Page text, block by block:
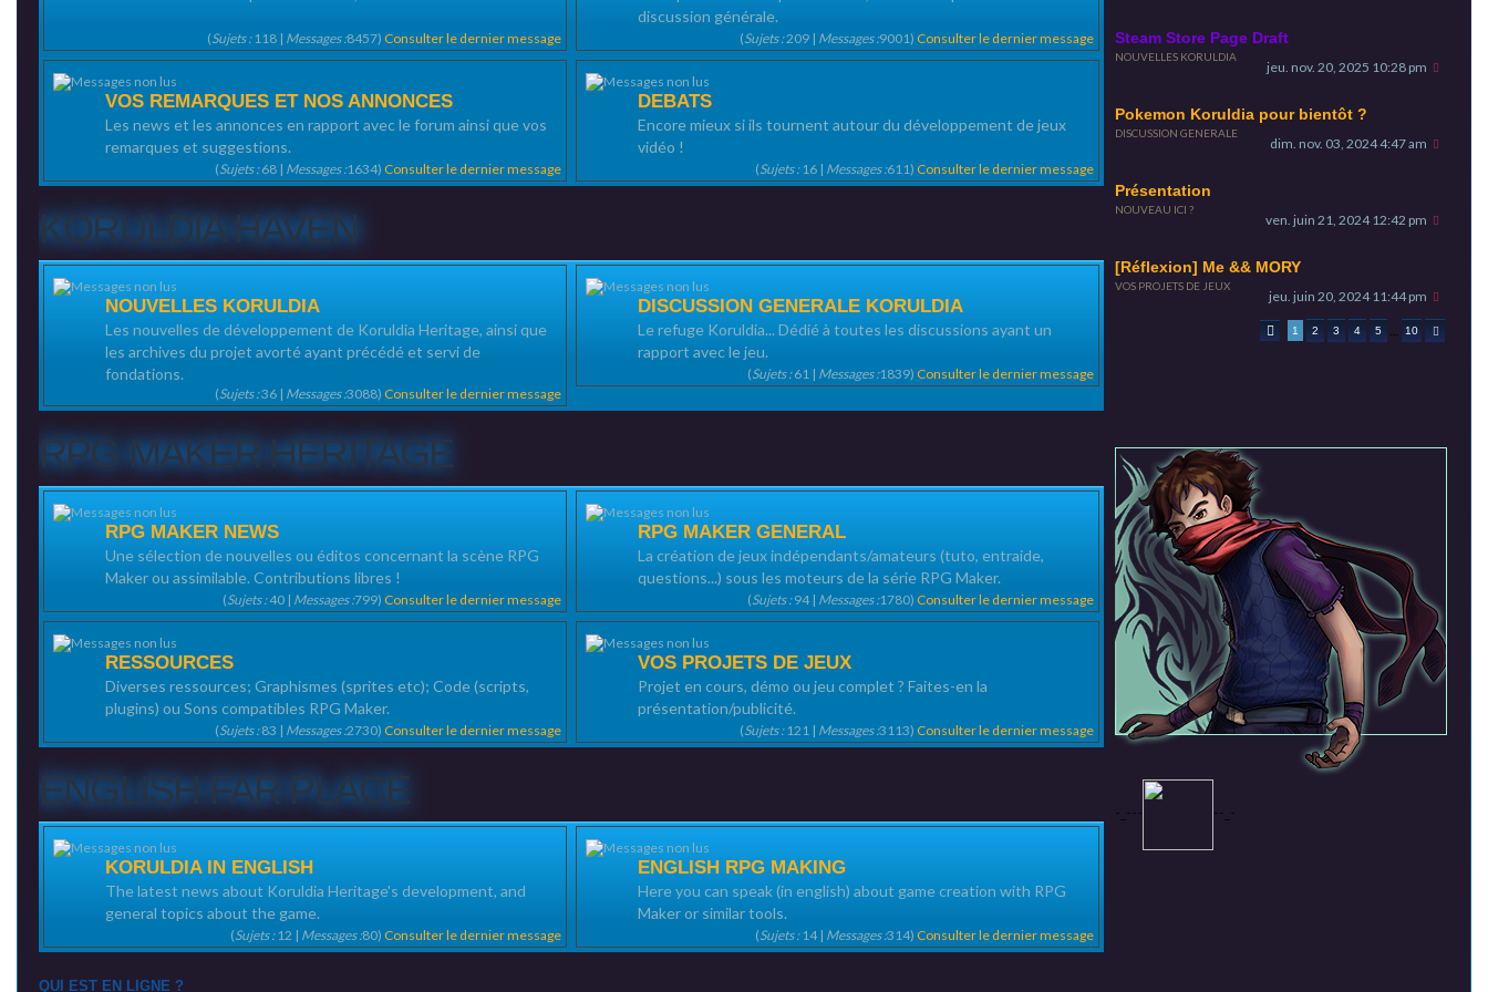
Steam Store Page Draft
NOUVELLES KORULDIA
jeu. nov. 20, 2025 10:28 pm
Pokemon Koruldia pour bientôt ?
DISCUSSION GENERALE
dim. nov. 03, 2024 4:47 am
Présentation
NOUVEAU ICI ?
ven. juin 21, 2024 12:42 pm
[Réflexion] Me && MORY
VOS PROJETS DE JEUX
jeu. juin 20, 2024 11:44 pm
Page sur 10
1 2 3 4 5 10 Suivant
(Sujets :118 | Messages :8457) Consulter le dernier message
discussion générale.
(Sujets :209 | Messages :9001) Consulter le dernier message
VOS REMARQUES ET NOS ANNONCES
Les news et les annonces en rapport avec le forum ainsi que vos
remarques et suggestions.
(Sujets :68 | Messages :1634) Consulter le dernier message
DEBATS
Encore mieux si ils tournent autour du développement de jeux
vidéo !
(Sujets :16 | Messages :611) Consulter le dernier message
KORULDIA HAVEN
NOUVELLES KORULDIA
Les nouvelles de développement de Koruldia Heritage, ainsi que
les archives du projet avorté ayant précédé et servi de
fondations.
(Sujets :36 | Messages :3088) Consulter le dernier message
DISCUSSION GENERALE KORULDIA
Le refuge Koruldia... Dédié à toutes les discussions ayant un
rapport avec le jeu.
(Sujets :61 | Messages :1839) Consulter le dernier message
RPG MAKER HERITAGE
RPG MAKER NEWS
Une sélection de nouvelles ou éditos concernant la scène RPG
Maker ou assimilable. Contributions libres !
(Sujets :40 | Messages :799) Consulter le dernier message
RPG MAKER GENERAL
La création de jeux indépendants/amateurs (tuto, entraide,
questions...) sous les moteurs de la série RPG Maker.
(Sujets :94 | Messages :1780) Consulter le dernier message
RESSOURCES
Diverses ressources; Graphismes (sprites etc); Code (scripts,
plugins) ou Sons compatibles RPG Maker.
(Sujets :83 | Messages :2730) Consulter le dernier message
VOS PROJETS DE JEUX
Projet en cours, démo ou jeu complet ? Faites-en la
présentation/publicité.
(Sujets :121 | Messages :3113) Consulter le dernier message
ENGLISH FAR PLACE
KORULDIA IN ENGLISH
The latest news about Koruldia Heritage's development, and
general topics about the game.
(Sujets :12 | Messages :80) Consulter le dernier message
ENGLISH RPG MAKING
Here you can speak (in english) about game creation with RPG
Maker or similar tools.
(Sujets :14 | Messages :314) Consulter le dernier message
QUI EST EN LIGNE ?